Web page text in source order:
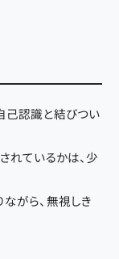
己認識と結びつい
れているかは、少
がら、無視しき